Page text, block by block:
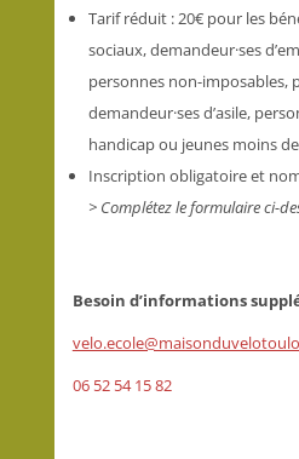
Tarif réduit :20€ pour les
sociaux, demandeur·ses
personnes non-imposables,
demandeur·ses d’asile,
handicap ou jeunes moins
Inscription obligatoire et
> Complétez le formulaire ci-
Besoin d’informations
06 52 54 15 82